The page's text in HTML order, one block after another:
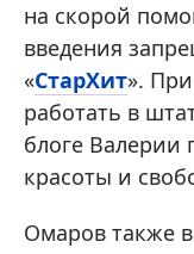
на скорой
введения
«СтарХит».
работать в
блоге Валерии
красоты и
Омаров также